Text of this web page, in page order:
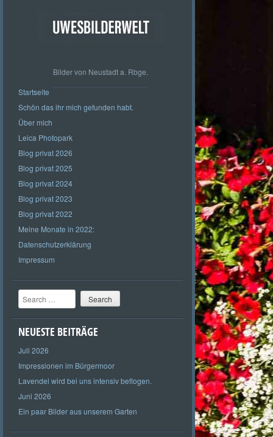
Bilder von Neustadt a. Rbge.
Startseite
Schön das ihr mich gefunden habt.
Über mich
Leica Photopark
Blog privat 2026
Blog privat 2025
Blog privat 2024
Blog privat 2023
Blog privat 2022
Meine Monate in 2022:
Datenschutzerklärung
Impressum
Search
NEUESTE BEITRÄGE
Juli 2026
Impressionen im Bürgermoor
Lavendel wird bei uns intensiv beflogen.
Juni 2026
Ein paar Bilder aus unserem Garten